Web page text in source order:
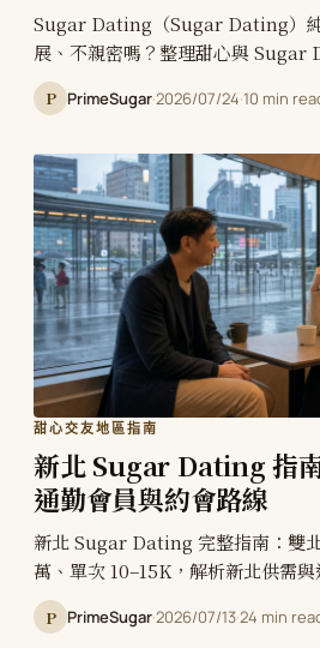
Sugar Dating（Sugar Dating）
展、不親密嗎？整理甜心與 Sugar
體界線、聯絡頻率及三次約會檢查
P PrimeSugar·2026/07/24·10 min
甜心交友地區指南
新北 Sugar Dating 指
通勤會員與約會路線
新北 Sugar Dating 完整指南：雙
萬、單次 10–15K，解析新北供需
橋、新店、淡水、林口約會路線與安
P PrimeSugar·2026/07/13·24 min